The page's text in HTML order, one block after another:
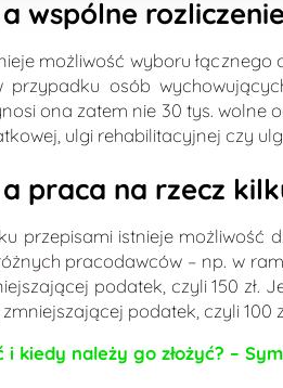
wspólne
możliwość wyboru
osób
ona zatem nie 30 tys. wolne
ulgi rehabilitacyjnej czy
praca na rzecz
przepisami istnieje możliwość
pracodawców – np. w
podatek, czyli 150 zł.
podatek, czyli 100
i kiedy należy go złożyć? –